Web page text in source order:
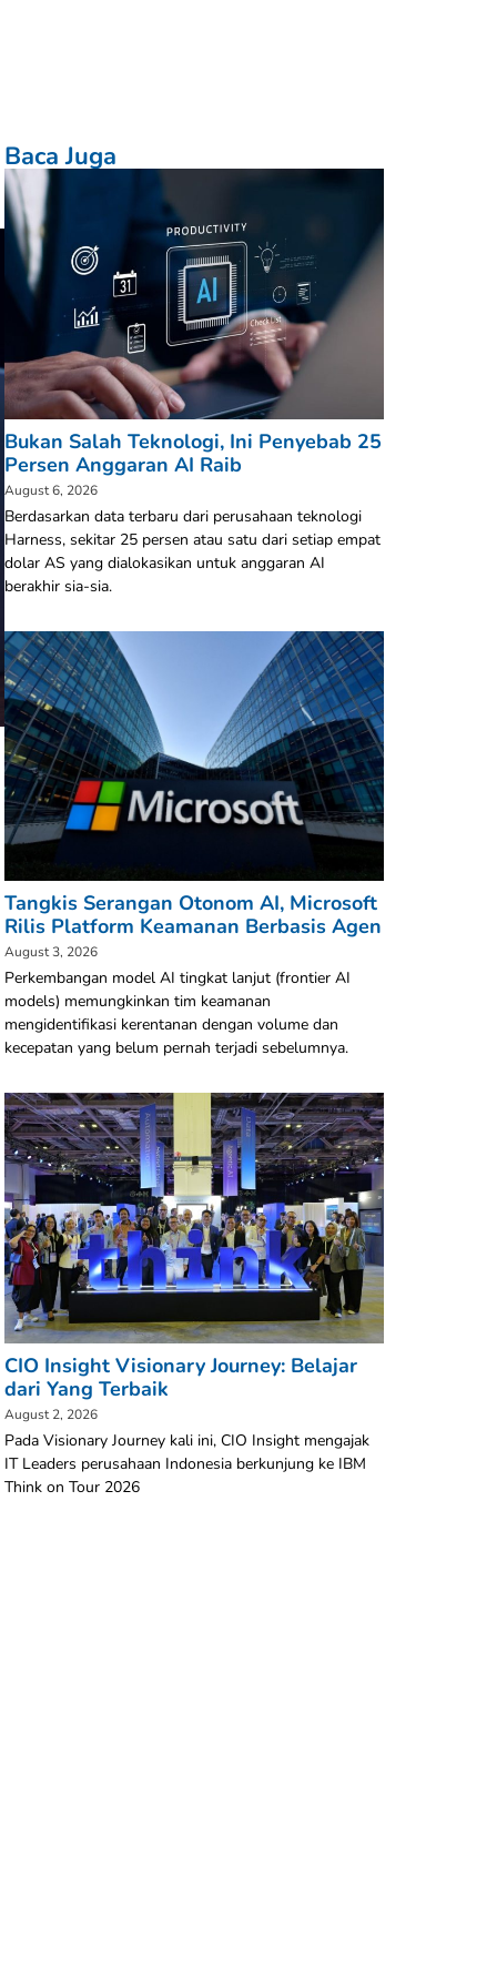
Baca Juga
Bukan Salah Teknologi, Ini Penyebab 25
Persen Anggaran AI Raib
August 6, 2026
Berdasarkan data terbaru dari perusahaan teknologi
Harness, sekitar 25 persen atau satu dari setiap empat
dolar AS yang dialokasikan untuk anggaran AI
berakhir sia-sia.
Tangkis Serangan Otonom AI, Microsoft
Rilis Platform Keamanan Berbasis Agen
August 3, 2026
Perkembangan model AI tingkat lanjut (frontier AI
models) memungkinkan tim keamanan
mengidentifikasi kerentanan dengan volume dan
kecepatan yang belum pernah terjadi sebelumnya.
CIO Insight Visionary Journey: Belajar
dari Yang Terbaik
August 2, 2026
Pada Visionary Journey kali ini, CIO Insight mengajak
IT Leaders perusahaan Indonesia berkunjung ke IBM
Think on Tour 2026